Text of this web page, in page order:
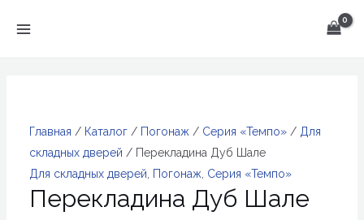
Главная / Каталог/ Погонаж / Серия «Темпо»/ Для
складных дверей / Перекладина Дуб Шале
Для складных дверей
Погонаж Серия «Темпо»
Перекладина Дуб Шале